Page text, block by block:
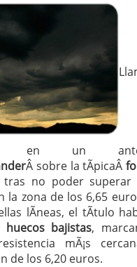
en un
Â sobre la tÃ­picaÂ
tras no poder superar
la zona de los 6,65
lÃ­neas, el tÃ­tulo
huecos bajistas,
mÃ¡s
de los 6,20 euros.